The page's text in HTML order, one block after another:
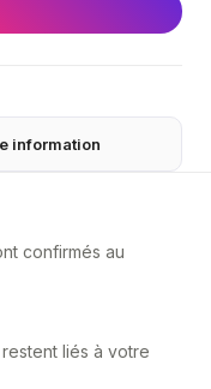
information
confirmés au
liés à votre